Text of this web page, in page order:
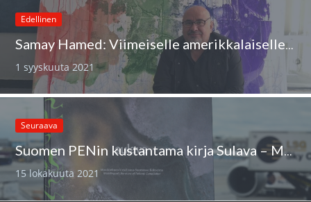
Edellinen
Samay Hamed: Viimeiselle amerikkalaiselle sotilaalle
1 syyskuuta 2021
Seuraava
Suomen PENin kustantama kirja Sulava – Monikielinen kirjallisuus Suomessa on julkaistu ja saatavilla kaupoista
15 lokakuuta 2021